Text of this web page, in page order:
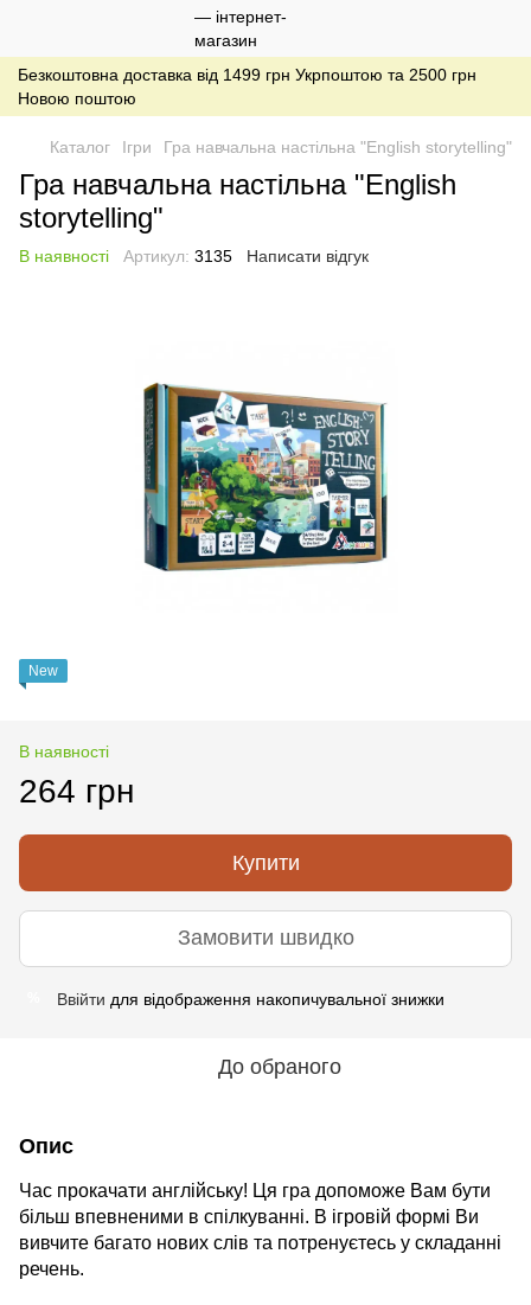
Безкоштовна доставка від 1499 грн Укрпоштою та 2500 грн
Новою поштою
Каталог Ігри Гра навчальна настільна "English storytelling"
Гра навчальна настільна "English
storytelling"
В наявності Артикул: 3135 Написати відгук
New
В наявності
264 грн
Купити
Замовити швидко
Ввійти для відображення накопичувальної знижки
До обраного
Опис
Час прокачати англійську! Ця гра допоможе Вам бути
більш впевненими в спілкуванні. В ігровій формі Ви
вивчите багато нових слів та потренуєтесь у складанні
речень.